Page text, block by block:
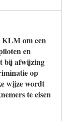
KLM om een
en
bij afwijzing
op
wijze wordt
te eisen